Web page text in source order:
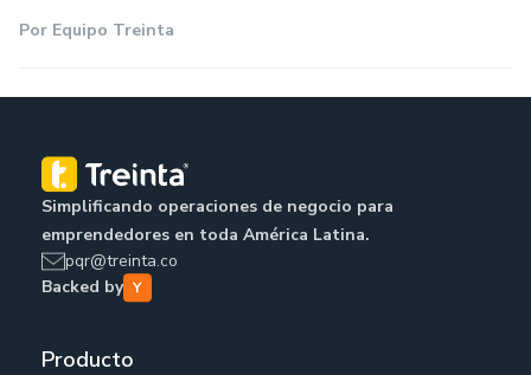
Por Equipo Treinta
Simplificando operaciones de negocio para
emprendedores en toda América Latina.
pqr@treinta.co
Backed by
Producto